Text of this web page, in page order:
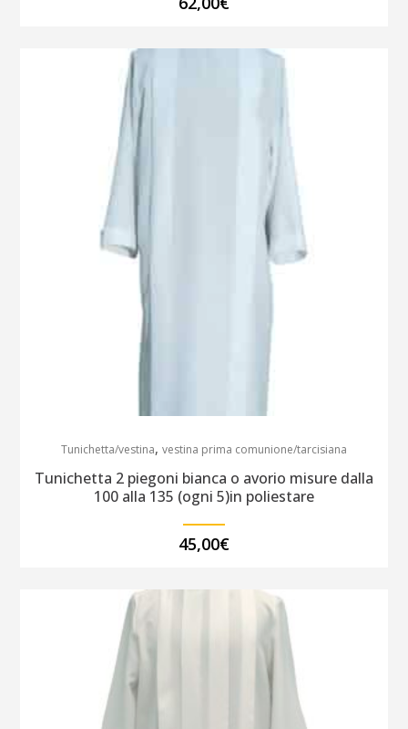
Tunichetta/vestina, vestina prima comunione/tarcisiana
Tunichetta 2 piegoni bianca o avorio misure dalla
100 alla 135 (ogni 5)in poliestare
45,00€